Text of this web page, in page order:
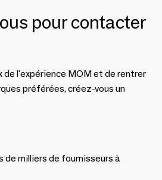
pour contacter
de l'expérience MOM et de rentrer
préférées, créez-vous un
de milliers de fournisseurs à